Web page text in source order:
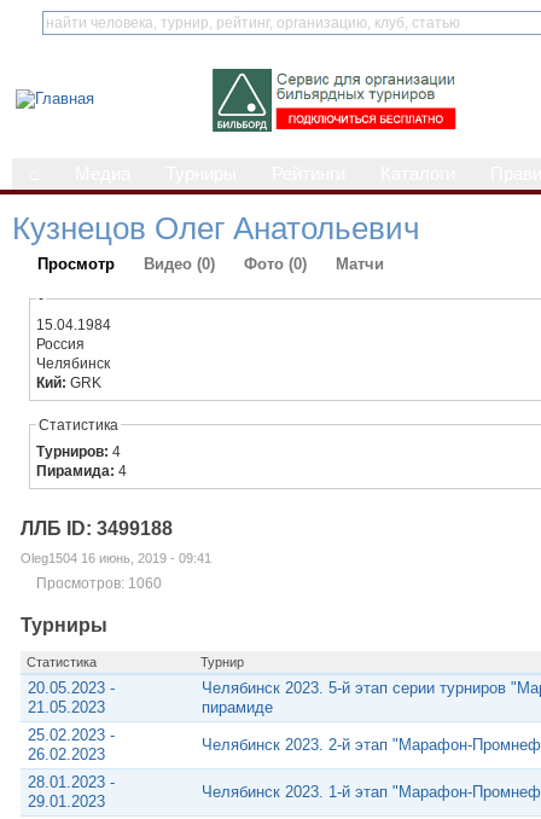
Кузнецов Олег Анатольевич
Просмотр Видео (0) Фото (0) Матчи
-
15.04.1984
Россия
Челябинск
Кий:GRK
Статистика
Турниров:4
Пирамида:4
ЛЛБ ID: 3499188
Oleg1504 16 июнь, 2019 - 09:41
Просмотров: 1060
Турниры
Статистика Турнир
20.05.2023 -
21.05.2023
Челябинск 2023. 5-й этап серии турниров
пирамиде
25.02.2023 -
26.02.2023
Челябинск 2023. 2-й этап "Марафон-
28.01.2023 -
29.01.2023
Челябинск 2023. 1-й этап "Марафон-